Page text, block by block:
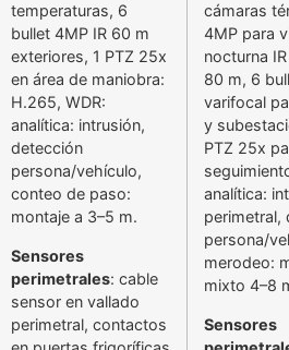
temperaturas, 6
bullet 4MP IR 60 m
exteriores, 1 PTZ 25x
en área de maniobra:
H.265, WDR:
analítica: intrusión,
detección
persona/vehículo,
conteo de paso:
montaje a 3–5 m.
Sensores
perimetrales: cable
sensor en vallado
perimetral, contactos
cámaras
4MP para
nocturna
80 m, 6
varifocal
y
PTZ 25x
analítica:
perimetral,
persona/
merodeo:
mixto 4–8
Sensores